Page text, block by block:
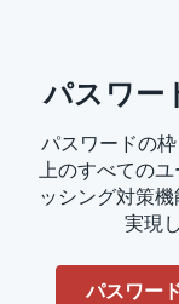
パスワー
パスワードの
上のすべての
ッシング対策
実現
パスワー